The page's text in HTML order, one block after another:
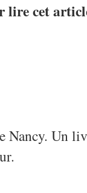
lire cet
Nancy. Un